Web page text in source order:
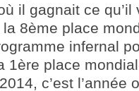
il gagnait ce
8ème place
infernal
1ère place
c’est l’année